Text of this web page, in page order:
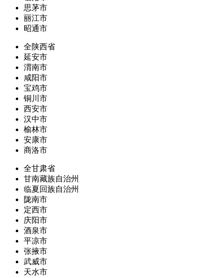
思茅市
丽江市
昭通市
全陕西省
延安市
渭南市
咸阳市
宝鸡市
铜川市
西安市
汉中市
榆林市
安康市
商洛市
全甘肃省
甘南藏族自治州
临夏回族自治州
陇南市
定西市
庆阳市
酒泉市
平凉市
张掖市
武威市
天水市